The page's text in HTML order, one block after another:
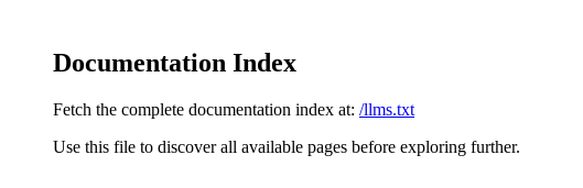
Documentation Index
Fetch the complete documentation index at: /llms.txt
Use this file to discover all available pages before exploring further.